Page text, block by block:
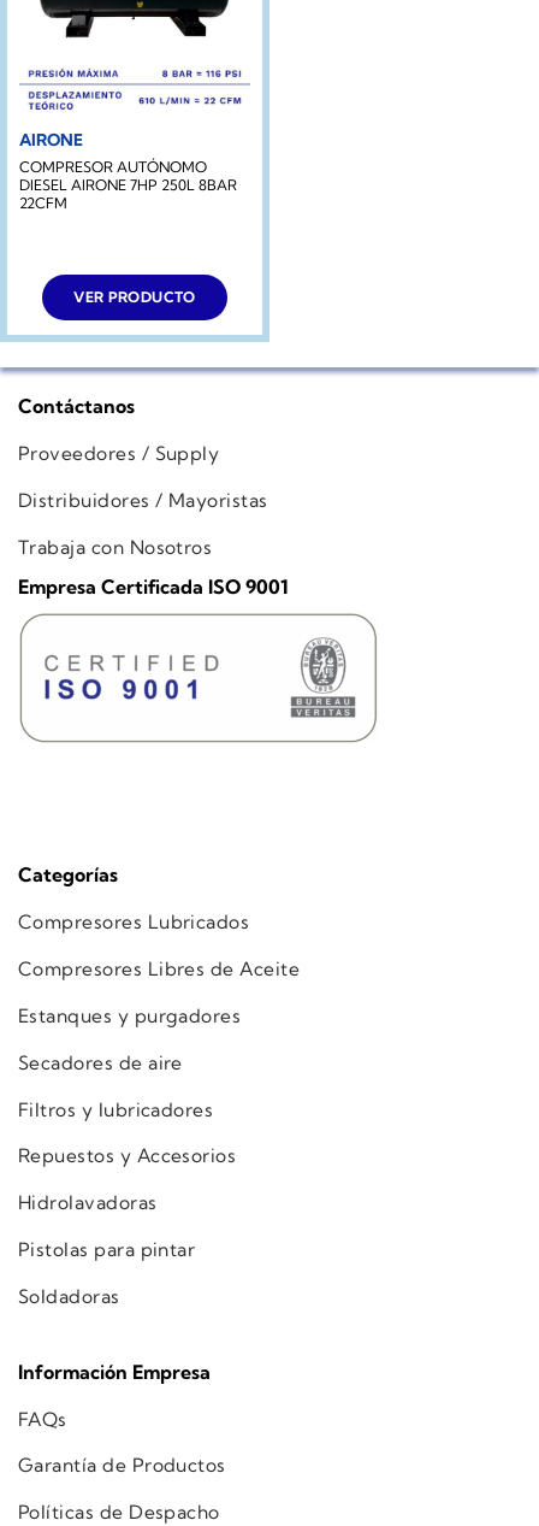
AIRONE
COMPRESOR AUTÓNOMO
DIESEL AIRONE 7HP 250L 8BAR
22CFM
VER PRODUCTO
Categorías
Compresores Lubricados
Compresores Libres de Aceite
Estanques y purgadores
Secadores de aire
Filtros y lubricadores
Repuestos y Accesorios
Hidrolavadoras
Pistolas para pintar
Soldadoras
Información Empresa
FAQs
Garantía de Productos
Políticas de Despacho
Contáctanos
Proveedores / Supply
Distribuidores / Mayoristas
Trabaja con Nosotros
Empresa Certificada ISO 9001